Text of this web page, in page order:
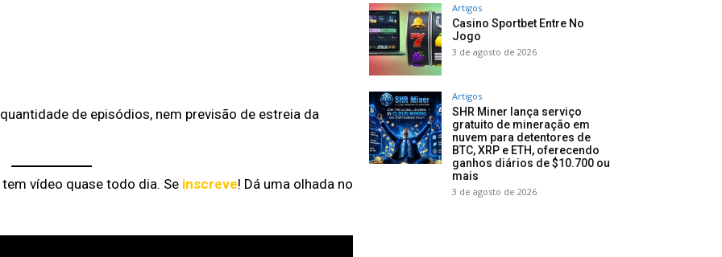
de episódios, nem previsão de estreia da
tem vídeo quase todo dia. Se inscreve! Dá uma olhada no
Artigos
Casino Sportbet Entre No
Jogo
3 de agosto de 2026
Artigos
SHR Miner lança serviço
gratuito de mineração em
nuvem para detentores de
BTC, XRP e ETH, oferecendo
ganhos diários de $10.700 ou
mais
3 de agosto de 2026